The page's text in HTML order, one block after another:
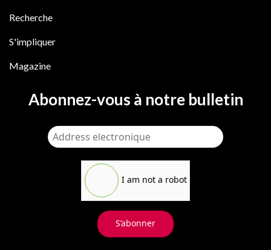
Recherche
S'impliquer
Magazine
Abonnez-vous à notre bulletin
I am not a robot
S’abonner